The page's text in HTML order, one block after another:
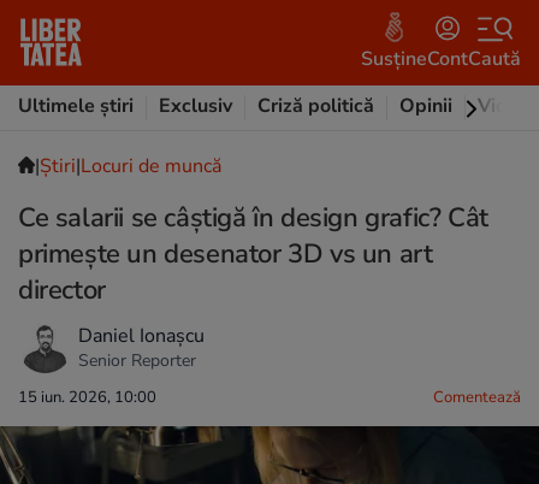
SusțineContCaută
Ultimele știri
Exclusiv Criză politică Opinii Video
|Ştiri|Locuri de muncă
Ce salarii se câștigă în design grafic? Cât
primește un desenator 3D vs un art
director
Daniel Ionașcu
Senior Reporter
15 iun. 2026, 10:00 Comentează